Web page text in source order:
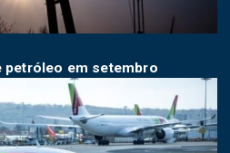
petróleo em setembro